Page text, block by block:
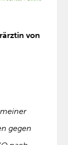
von
gegen